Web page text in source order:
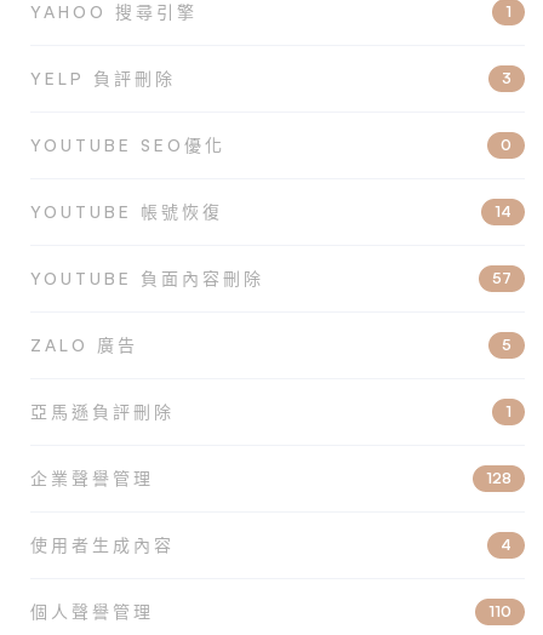
YAHOO 搜尋引擎 1
YELP 負評刪除 3
YOUTUBE SEO優化 0
YOUTUBE 帳號恢復 14
YOUTUBE 負面內容刪除 57
ZALO 廣告 5
亞馬遜負評刪除 1
企業聲譽管理 128
使用者生成內容 4
個人聲譽管理 110